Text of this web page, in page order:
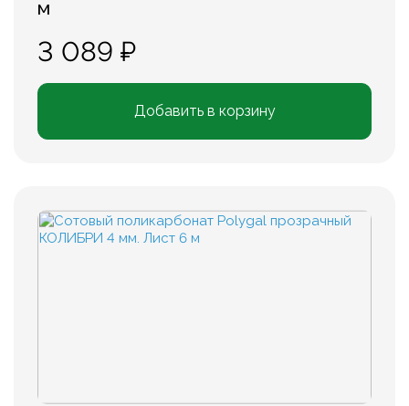
м
3 089 ₽
Добавить в корзину